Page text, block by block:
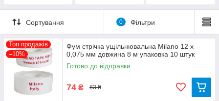
Сортування 0 Фільтри
Топ продажів
–10%
Фум стрічка ущільнювальна Milano 12 х
0,075 мм довжина 8 м упаковка 10 штук
Готово до відправки
74 ₴ 83 ₴